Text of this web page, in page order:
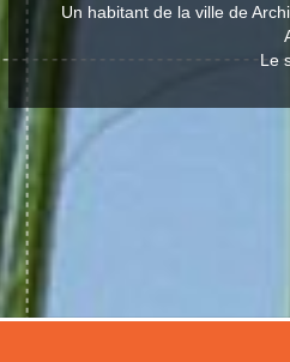
Un habitant de la ville de
Le